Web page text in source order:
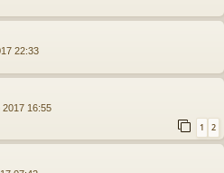
22:33
2017 16:55
1 2